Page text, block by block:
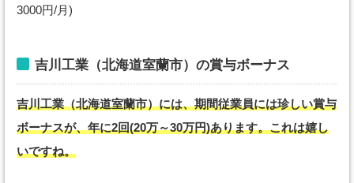
3000円/月)
吉川工業（北海道室蘭市）の賞与ボーナス
吉川工業（北海道室蘭市）には、期間従業員には珍しい賞与
ボーナスが、年に2回(20万～30万円)あります。これは嬉し
いですね。